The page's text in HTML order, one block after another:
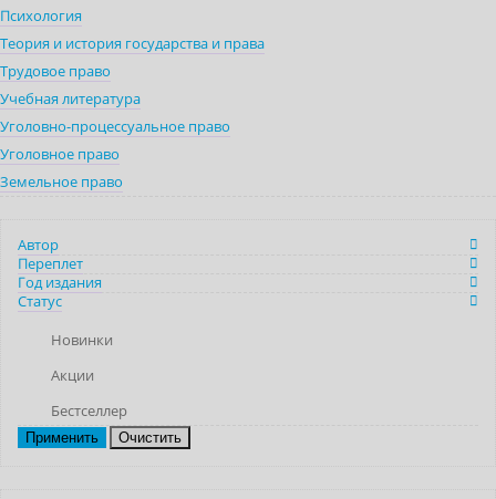
Психология
Теория и история государства и права
Трудовое право
Учебная литература
Уголовно-процессуальное право
Уголовное право
Земельное право
Автор
Переплет
Год издания
Статус
Новинки
Акции
Бестселлер
Очистить